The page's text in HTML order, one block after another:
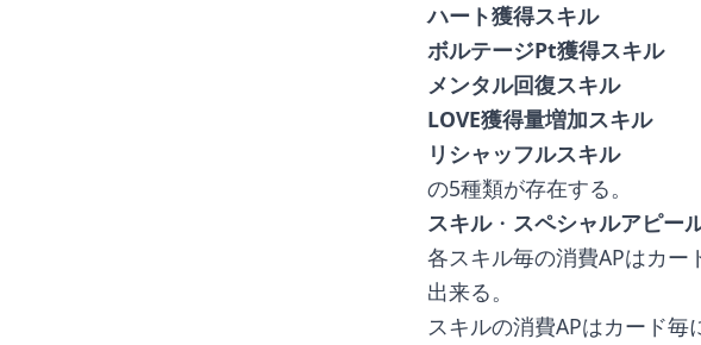
ハート獲得スキル
ボルテージPt獲得スキル
メンタル回復スキル
LOVE獲得量増加スキル
リシャッフルスキル
の5種類が存在する。
スキル・ スペシャルアピー
各スキル毎の消費APはカ
出来る。
スキルの消費APはカード